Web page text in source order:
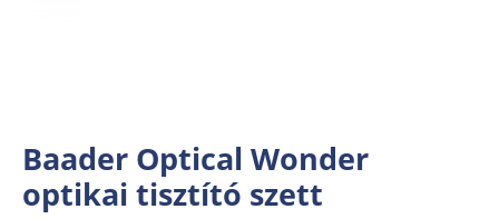
Baader Optical Wonder
optikai tisztító szett